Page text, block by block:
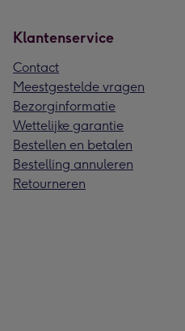
Klantenservice
Contact
Meestgestelde vragen
Bezorginformatie
Wettelijke garantie
Bestellen en betalen
Bestelling annuleren
Retourneren